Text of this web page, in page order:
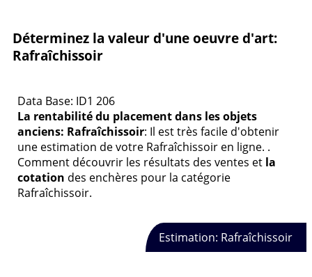
Déterminez la valeur d'une oeuvre d'art:
Rafraîchissoir
Data Base: ID1 206
La rentabilité du placement dans les objets
anciens: Rafraîchissoir: Il est très facile d'obtenir
une estimation de votre Rafraîchissoir en ligne. .
Comment découvrir les résultats des ventes et la
cotation des enchères pour la catégorie
Rafraîchissoir.
Estimation: Rafraîchissoir